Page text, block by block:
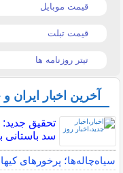
قیمت موبایل
قیمت تبلت
تیتر روزنامه ها
آخرین اخبار ایران
تحقیق
سد باستانی
سیاه‌چاله‌ها؛ پرخورهای